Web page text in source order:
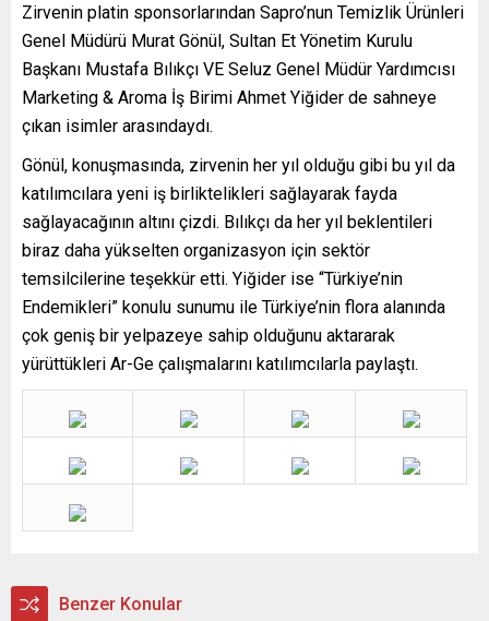
Zirvenin platin sponsorlarından Sapro’nun Temizlik Ürünleri
Genel Müdürü Murat Gönül, Sultan Et Yönetim Kurulu
Başkanı Mustafa Bılıkçı VE Seluz Genel Müdür Yardımcısı
Marketing & Aroma İş Birimi Ahmet Yiğider de sahneye
çıkan isimler arasındaydı.
Gönül, konuşmasında, zirvenin her yıl olduğu gibi bu yıl da
katılımcılara yeni iş birliktelikleri sağlayarak fayda
sağlayacağının altını çizdi. Bılıkçı da her yıl beklentileri
biraz daha yükselten organizasyon için sektör
temsilcilerine teşekkür etti. Yiğider ise “Türkiye’nin
Endemikleri” konulu sunumu ile Türkiye’nin flora alanında
çok geniş bir yelpazeye sahip olduğunu aktararak
yürüttükleri Ar-Ge çalışmalarını katılımcılarla paylaştı.
Benzer Konular